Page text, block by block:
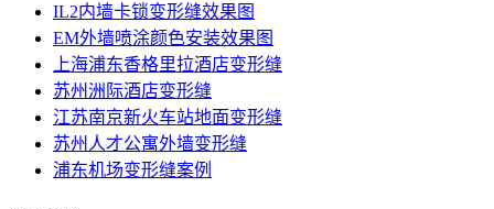
IL2内墙卡锁变形缝效果图
EM外墙喷涂颜色安装效果图
上海浦东香格里拉酒店变形缝
苏州洲际酒店变形缝
江苏南京新火车站地面变形缝
苏州人才公寓外墙变形缝
浦东机场变形缝案例